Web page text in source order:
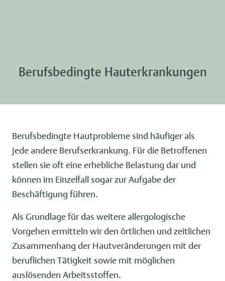
Berufsbedingte Hauterkrankungen
Berufsbedingte Hautprobleme sind häufiger als
jede andere Berufserkrankung. Für die Betroffenen
stellen sie oft eine erhebliche Belastung dar und
können im Einzelfall sogar zur Aufgabe der
Beschäftigung führen.
Als Grundlage für das weitere allergologische
Vorgehen ermitteln wir den örtlichen und zeitlichen
Zusammenhang der Hautveränderungen mit der
beruflichen Tätigkeit sowie mit möglichen
auslösenden Arbeitsstoffen.